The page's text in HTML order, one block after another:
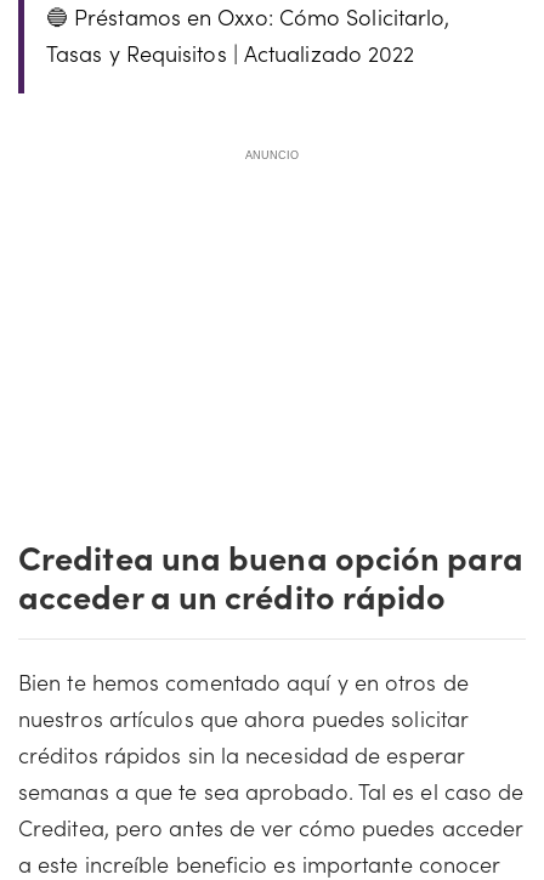
Préstamos en Oxxo: Cómo Solicitarlo,
Tasas y Requisitos | Actualizado 2022
ANUNCIO
Creditea una buena opción para
acceder a un crédito rápido
Bien te hemos comentado aquí y en otros de
nuestros artículos que ahora puedes solicitar
créditos rápidos sin la necesidad de esperar
semanas a que te sea aprobado. Tal es el caso de
Creditea, pero antes de ver cómo puedes acceder
a este increíble beneficio es importante conocer